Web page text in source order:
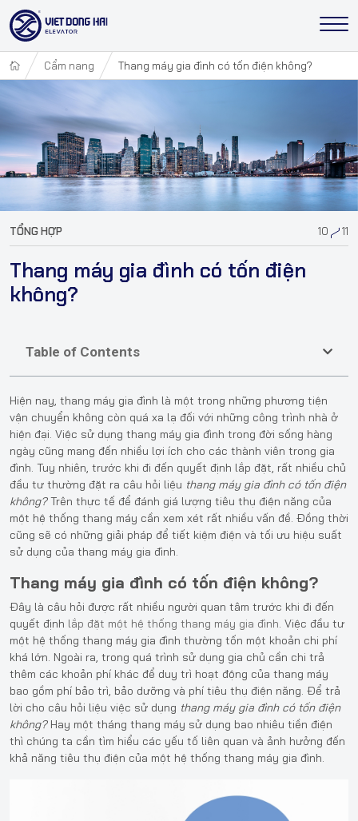
Cẩm nang Thang máy gia đình có tốn điện không?
TỔNG HỢP 10 11
Thang máy gia đình có tốn điện
không?
Table of Contents
Hiện nay, thang máy gia đình là một trong những phương tiện
vận chuyển không còn quá xa lạ đối với những công trình nhà ở
hiện đại. Việc sử dụng thang máy gia đình trong đời sống hàng
ngày cũng mang đến nhiều lợi ích cho các thành viên trong gia
đình. Tuy nhiên, trước khi đi đến quyết định lắp đặt, rất nhiều chủ
đầu tư thường đặt ra câu hỏi liệu thang máy gia đình có tốn điện
không?Trên thực tế để đánh giá lượng tiêu thụ điện năng của
một hệ thống thang máy cần xem xét rất nhiều vấn đề. Đồng thời
cũng sẽ có những giải pháp để tiết kiệm điện và tối ưu hiệu suất
sử dụng của thang máy gia đình.
Thang máy gia đình có tốn điện không?
Đây là câu hỏi được rất nhiều người quan tâm trước khi đi đến
quyết định lắp đặt một hệ thống thang máy gia đình. Việc đầu tư
một hệ thống thang máy gia đình thường tốn một khoản chi phí
khá lớn. Ngoài ra, trong quá trình sử dụng gia chủ cần chi trả
thêm các khoản phí khác để duy trì hoạt động của thang máy
bao gồm phí bảo trì, bảo dưỡng và phí tiêu thụ điện năng. Để trả
lời cho câu hỏi liệu việc sử dụng thang máy gia đình có tốn điện
không?Hay một tháng thang máy sử dụng bao nhiêu tiền điện
thì chúng ta cần tìm hiểu các yếu tố liên quan và ảnh hưởng đến
khả năng tiêu thụ điện của một hệ thống thang máy gia đình.